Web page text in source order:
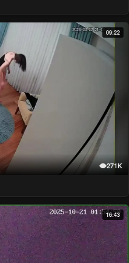
09:22
271K
16:43